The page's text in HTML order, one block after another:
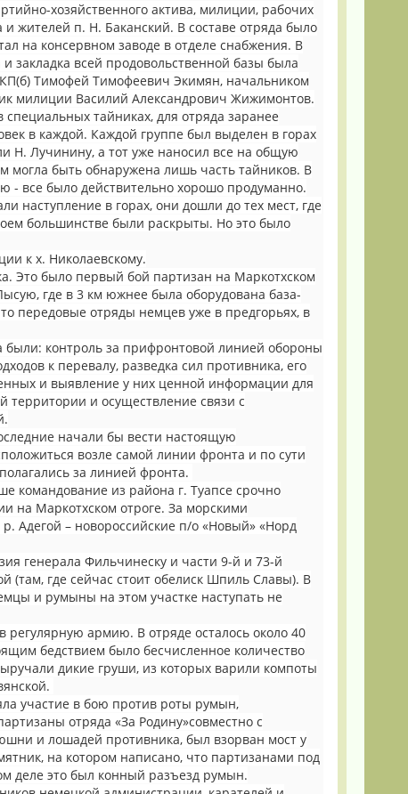
хозяйственного актива, милиции, рабочих
жителей п. Н. Баканский. В составе отряда было
на консервном заводе в отделе снабжения. В
закладка всей продовольственной базы была
Тимофей Тимофеевич Экимян, начальником
милиции Василий Александрович Жижимонтов.
тайниках, для отряда заранее
в каждой. Каждой группе был выделен в горах
Н. Лучинину, а тот уже наносил все на общую
могла быть обнаружена лишь часть тайников. В
- все было действительно хорошо продуманно.
наступление в горах, они дошли до тех мест, где
большинстве были раскрыты. Но это было
к х. Николаевскому.
Это было первый бой партизан на Маркотхском
где в 3 км южнее была оборудована база-
передовые отряды немцев уже в предгорьях, в
контроль за прифронтовой линией обороны
к перевалу, разведка сил противника, его
и выявление у них ценной информации для
территории и осуществление связи с
начали бы вести настоящую
возле самой линии фронта и по сути
за линией фронта.
командование из района г. Туапсе срочно
на Маркотхском отроге. За морскими
Адегой – новороссийские п/о «Новый» «Норд
генерала Фильчинеску и части 9-й и 73-й
(там, где сейчас стоит обелиск Шпиль Славы). В
и румыны на этом участке наступать не
армию. В отряде осталось около 40
бедствием было бесчисленное количество
дикие груши, из которых варили компоты
участие в бою против роты румын,
отряда «За Родину»совместно с
и лошадей противника, был взорван мост у
на котором написано, что партизанами под
деле это был конный разъезд румын.